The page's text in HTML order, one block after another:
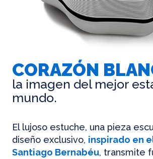
CORAZÓN
la imagen del mejor
mundo.
El lujoso estuche, una pieza
diseño exclusivo, inspirado en
Santiago Bernabéu, transmite